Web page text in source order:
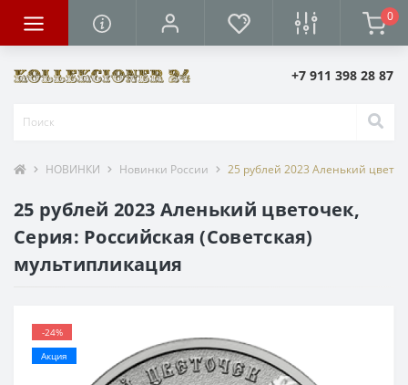
0
+7 911 398 28 87
НОВИНКИ Новинки России 25 рублей 2023 Аленький
25 рублей 2023 Аленький цветочек,
Серия: Российская (Cоветская)
мультипликация
-24%
Акция